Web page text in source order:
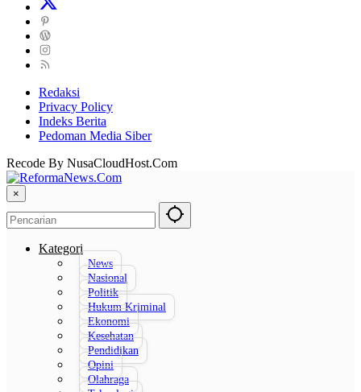
Redaksi
Privacy Policy
Indeks Berita
Pedoman Media Siber
Recode By NusaCloudHost.Com
×
Kategori
News
Nasional
Politik
Hukum Kriminal
Ekonomi
Kesehatan
Pendidikan
Opini
Olahraga